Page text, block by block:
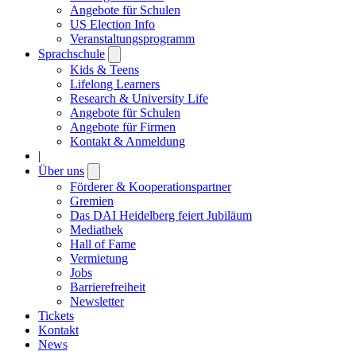
Angebote für Schulen
US Election Info
Veranstaltungsprogramm
Sprachschule
submenu
Kids & Teens
Lifelong Learners
Research & University Life
Angebote für Schulen
Angebote für Firmen
Kontakt & Anmeldung
|
Über uns
submenu
Förderer & Kooperationspartner
Gremien
Das DAI Heidelberg feiert Jubiläum
Mediathek
Hall of Fame
Vermietung
Jobs
Barrierefreiheit
Newsletter
Tickets
Kontakt
News